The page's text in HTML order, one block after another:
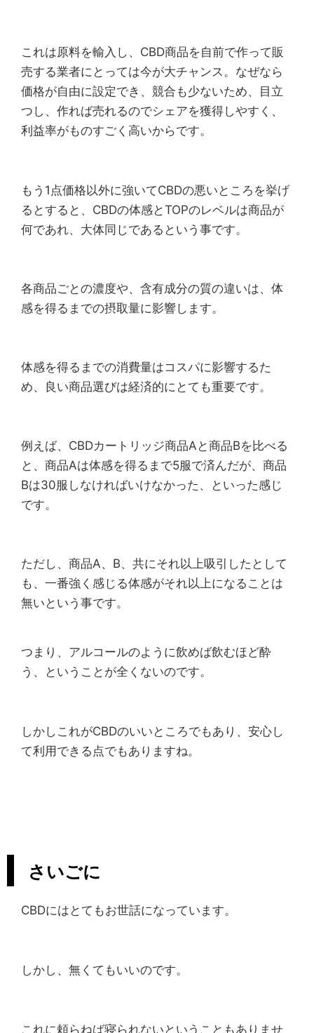
これは原料を輸入し、CBD商品を自前で作って販
売する業者にとっては今が大チャンス。なぜなら
価格が自由に設定でき、競合も少ないため、目立
つし、作れば売れるのでシェアを獲得しやすく、
利益率がものすごく高いからです。
もう1点価格以外に強いてCBDの悪いところを挙げ
るとすると、CBDの体感とTOPのレベルは商品が
何であれ、大体同じであるという事です。
各商品ごとの濃度や、含有成分の質の違いは、体
感を得るまでの摂取量に影響します。
体感を得るまでの消費量はコスパに影響するた
め、良い商品選びは経済的にとても重要です。
例えば、CBDカートリッジ商品Aと商品Bを比べる
と、商品Aは体感を得るまで5服で済んだが、商品
Bは30服しなければいけなかった、といった感じ
です。
ただし、商品A、B、共にそれ以上吸引したとして
も、一番強く感じる体感がそれ以上になることは
無いという事です。
つまり、アルコールのように飲めば飲むほど酔
う、ということが全くないのです。
しかしこれがCBDのいいところでもあり、安心し
て利用できる点でもありますね。
さいごに
CBDにはとてもお世話になっています。
しかし、無くてもいいのです。
これに頼らねば寝られないということもありませ